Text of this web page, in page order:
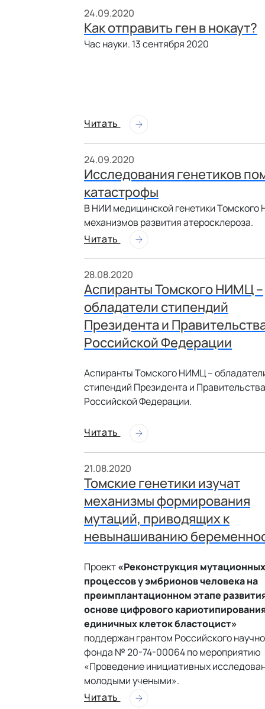
24.09.2020
Как отправить ген в нокаут?
Час науки. 13 сентября 2020
Читать
24.09.2020
Исследования генетиков
катастрофы
В НИИ медицинской генетики
механизмов развития атеросклероза.
Читать
28.08.2020
Аспиранты Томского НИМЦ –
обладатели стипендий
Президента и
Российской Федерации
Аспиранты Томского НИМЦ –
стипендий Президента и Правительства
Российской Федерации.
Читать
21.08.2020
Томские генетики изучат
механизмы формирования
мутаций, приводящих к
невынашиванию
Проект«Реконструкция мутационных
процессов у эмбрионов человека на
преимплантационном этапе
основе цифрового
единичных клеток бластоцист»
поддержан грантом Российского
фонда № 20-74-00064 по мероприятию
«Проведение инициативных
молодыми учеными».
Читать